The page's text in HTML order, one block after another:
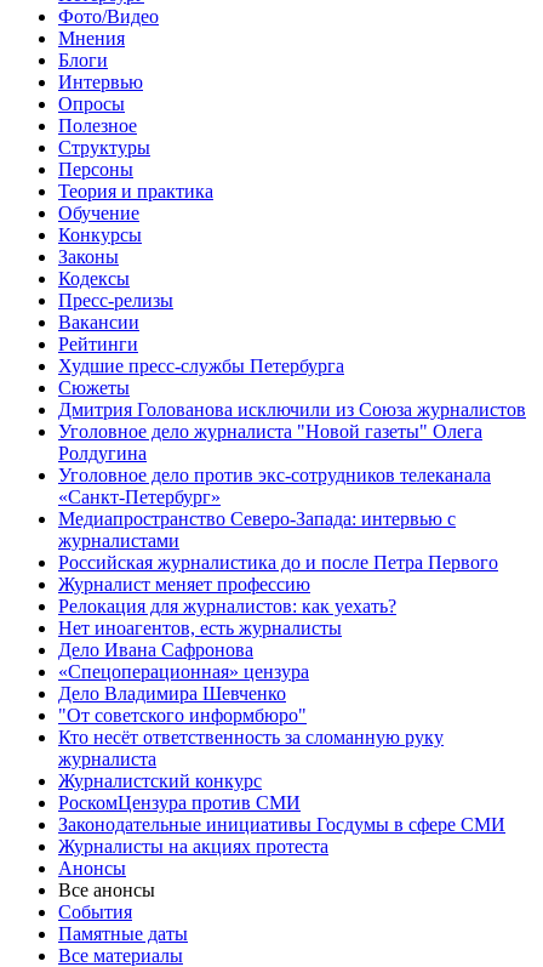
Фото/Видео
Мнения
Блоги
Интервью
Опросы
Полезное
Структуры
Персоны
Теория и практика
Обучение
Конкурсы
Законы
Кодексы
Пресс-релизы
Вакансии
Рейтинги
Худшие пресс-службы Петербурга
Сюжеты
Дмитрия Голованова исключили из Союза журналистов
Уголовное дело журналиста "Новой газеты" Олега
Ролдугина
Уголовное дело против экс-сотрудников телеканала
«Санкт-Петербург»
Медиапространство Северо-Запада: интервью с
журналистами
Российская журналистика до и после Петра Первого
Журналист меняет профессию
Релокация для журналистов: как уехать?
Нет иноагентов, есть журналисты
Дело Ивана Сафронова
«Спецоперационная» цензура
Дело Владимира Шевченко
"От советского информбюро"
Кто несёт ответственность за сломанную руку
журналиста
Журналистский конкурс
РоскомЦензура против СМИ
Законодательные инициативы Госдумы в сфере СМИ
Журналисты на акциях протеста
Анонсы
Все анонсы
События
Памятные даты
Все материалы